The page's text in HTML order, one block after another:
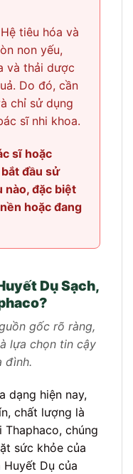
Hệ tiêu hóa và
non yếu,
và thải dược
Do đó, cần
chỉ sử dụng
sĩ nhi khoa.
sĩ hoặc
đầu sử
nào, đặc biệt
hoặc đang
Dụ Sạch,
gốc rõ ràng,
lựa chọn tin cậy
đình.
dạng hiện nay,
chất lượng là
chúng
sức khỏe của
Huyết Dụ của